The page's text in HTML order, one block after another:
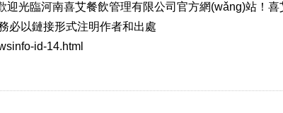
迎光臨河南喜艾餐飲管理有限公司官方網(wǎng)站！
請務必以鏈接形式注明作者和出處
id-14.html